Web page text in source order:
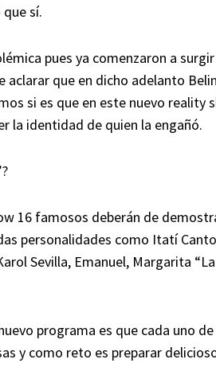
sí.
pues ya comenzaron a
aclarar que en dicho adelanto
si es que en este nuevo reality
la identidad de quien la engañó.
16 famosos deberán de
personalidades como Itatí
Sevilla, Emanuel, Margarita
programa es que cada uno
y como reto es preparar